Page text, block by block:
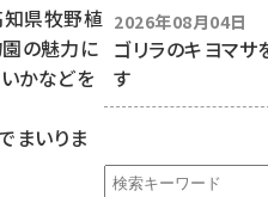
知県牧野植
の魅力に
かなどを
まいりま
2026年08月04日
ゴリラのキヨマ
す